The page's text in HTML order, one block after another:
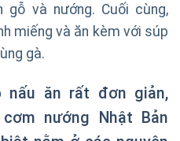
gỗ và nướng. Cuối cùng,
miếng và ăn kèm với súp
gà.
nấu ăn rất đơn giản,
nướng Nhật Bản